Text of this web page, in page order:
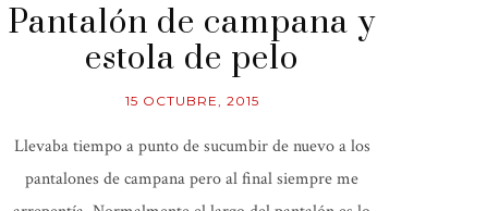
Pantalón de campana y
estola de pelo
15 OCTUBRE, 2015
Llevaba tiempo a punto de sucumbir de nuevo a los
pantalones de campana pero al final siempre me